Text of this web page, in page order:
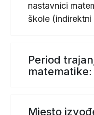
nastavnici
škole
Period
matematike:
Mjesto